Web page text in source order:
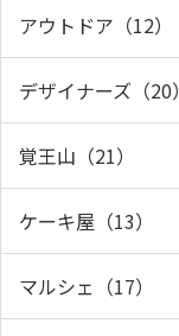
アウトドア（12）
デザイナーズ（20）
覚王山（21）
ケーキ屋（13）
マルシェ（17）